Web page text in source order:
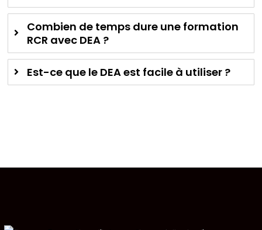
Combien de temps dure une formation
RCR avec DEA ?
Est-ce que le DEA est facile à utiliser ?